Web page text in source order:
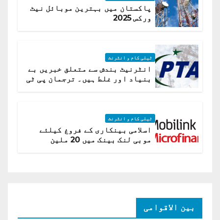
پاکستان میں بہترین موبائل نیٹ
ورکس 2025
ٹیلی کام و انٹرنٹ
انٹرنیٹ بندش سے متعلق خبریں بے
بنیاد اور غلط ہیں۔ ترجمان پی ٹی
ٹیلی کام و انٹرنٹ
اسلامی بینکاری کے فروغ کیلئے
موبی لنک بینک میں 20 ملین
بین الاقوامی